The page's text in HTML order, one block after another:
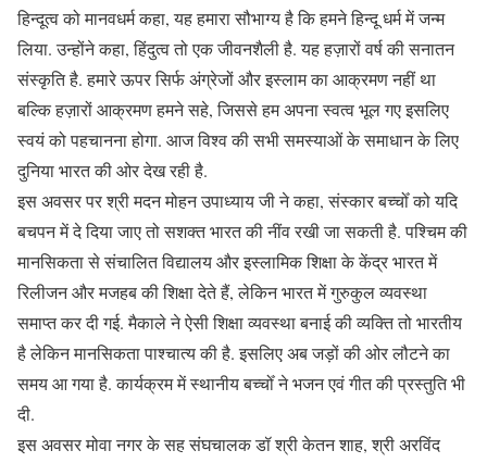
हिन्दूत्व को मानवधर्म कहा, यह हमारा सौभाग्य है कि हमने हिन्दू धर्म में जन्म
लिया. उन्होंने कहा, हिंदुत्व तो एक जीवनशैली है. यह हज़ारों वर्ष की सनातन
संस्कृति है. हमारे ऊपर सिर्फ अंग्रेजों और इस्लाम का आक्रमण नहीं था
बल्कि हज़ारों आक्रमण हमने सहे, जिससे हम अपना स्वत्व भूल गए इसलिए
स्वयं को पहचानना होगा. आज विश्व की सभी समस्याओं के समाधान के लिए
दुनिया भारत की ओर देख रही है.
इस अवसर पर श्री मदन मोहन उपाध्याय जी ने कहा, संस्कार बच्चोँ को यदि
बचपन में दे दिया जाए तो सशक्त भारत की नींव रखी जा सकती है. पश्चिम की
मानसिकता से संचालित विद्यालय और इस्लामिक शिक्षा के केंद्र भारत में
रिलीजन और मजहब की शिक्षा देते हैं, लेकिन भारत में गुरुकुल व्यवस्था
समाप्त कर दी गई. मैकाले ने ऐसी शिक्षा व्यवस्था बनाई की व्यक्ति तो भारतीय
है लेकिन मानसिकता पाश्चात्य की है. इसलिए अब जड़ों की ओर लौटने का
समय आ गया है. कार्यक्रम में स्थानीय बच्चोँ ने भजन एवं गीत की प्रस्तुति भी
दी.
इस अवसर मोवा नगर के सह संघचालक डॉ श्री केतन शाह, श्री अरविंद